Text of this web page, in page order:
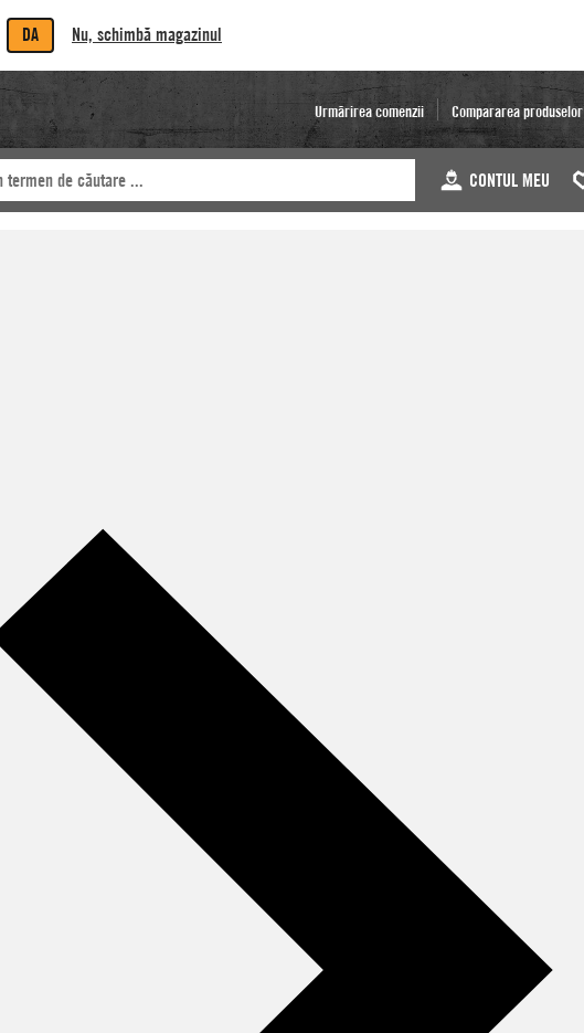
DA Nu, schimbă magazinul
Urmărirea comenzii Compararea produselor
CONTUL MEU